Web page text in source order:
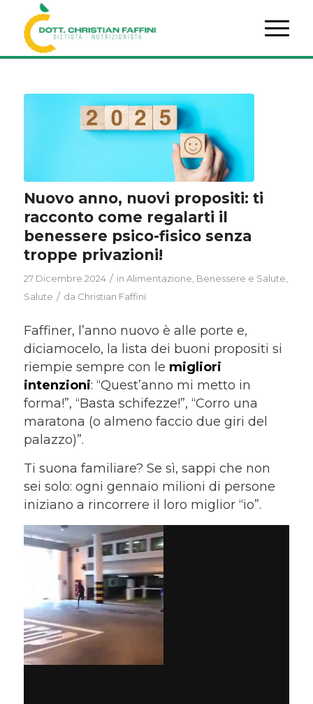
Nuovo anno, nuovi propositi: ti
racconto come regalarti il
benessere psico-fisico senza
troppe privazioni!
27 Dicembre 2024 / in Alimentazione Benessere e Salute
Salute / da Christian Faffini
Faffiner, l’anno nuovo è alle porte e,
diciamocelo, la lista dei buoni propositi si
riempie sempre con le migliori
intenzioni: “Quest’anno mi metto in
forma!”, “Basta schifezze!”, “Corro una
maratona (o almeno faccio due giri del
palazzo)”.
Ti suona familiare? Se sì, sappi che non
sei solo: ogni gennaio milioni di persone
iniziano a rincorrere il loro miglior “io”.